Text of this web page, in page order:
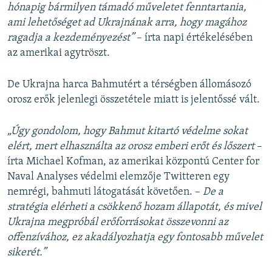
hónapig bármilyen támadó műveletet fenntartania,
ami lehetőséget ad Ukrajnának arra, hogy magához
ragadja a kezdeményezést”– írta napi értékelésében
az amerikai agytröszt.
De Ukrajna harca Bahmutért a térségben állomásozó
orosz erők jelenlegi összetétele miatt is jelentőssé vált.
„Úgy gondolom, hogy Bahmut kitartó védelme sokat
elért, mert elhasználta az orosz emberi erőt és lőszert–
írta Michael Kofman, az amerikai központú Center for
Naval Analyses védelmi elemzője Twitteren egy
nemrégi, bahmuti látogatását követően. – De a
stratégia elérheti a csökkenő hozam állapotát, és mivel
Ukrajna megpróbál erőforrásokat összevonni az
offenzívához, ez akadályozhatja egy fontosabb művelet
sikerét.”